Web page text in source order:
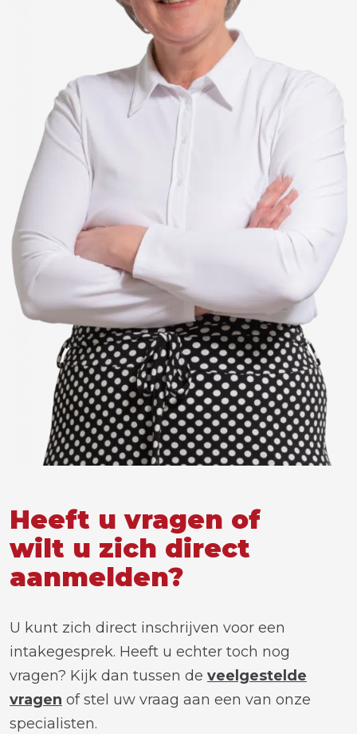
Heeft u vragen of
wilt u zich direct
aanmelden?
U kunt zich direct inschrijven voor een
intakegesprek. Heeft u echter toch nog
vragen? Kijk dan tussen de veelgestelde
vragen of stel uw vraag aan een van onze
specialisten.